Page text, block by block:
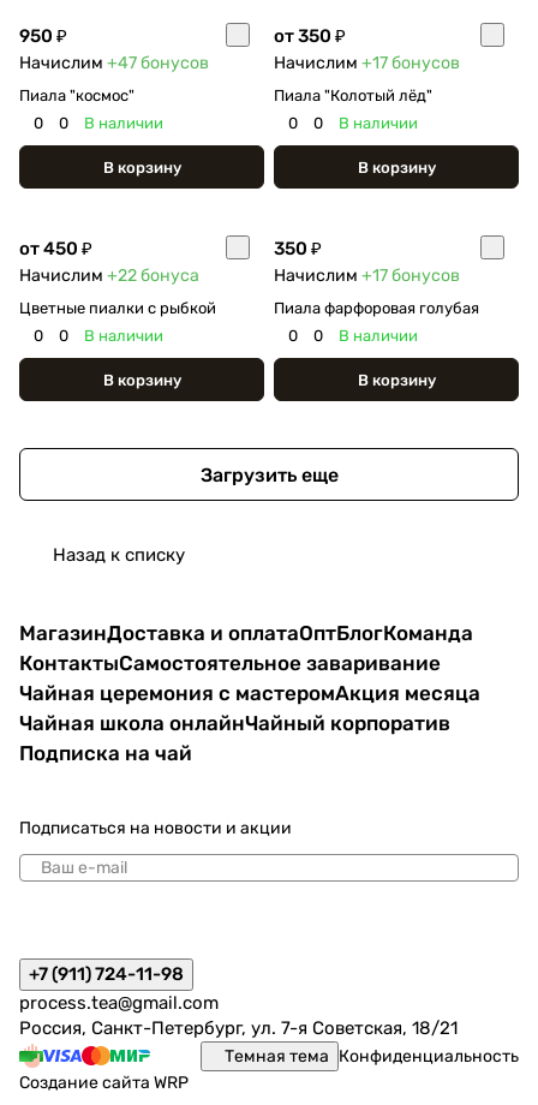
950 ₽
Начислим +47бонусов
Пиала "космос"
0
0 В наличии
В корзину
от 350 ₽
Начислим +17бонусов
Пиала "Колотый лёд"
0
0 В наличии
В корзину
от 450 ₽
Начислим +22бонуса
Цветные пиалки с рыбкой
0
0 В наличии
В корзину
350 ₽
Начислим +17бонусов
Пиала фарфоровая голубая
0
0 В наличии
В корзину
Загрузить еще
Назад к списку
МагазинДоставка и оплатаОптБлогКоманда
КонтактыСамостоятельное заваривание
Чайная церемония с мастеромАкция месяца
Чайная школа онлайнЧайный корпоратив
Подписка на чай
Подписаться на новости и акции
+7 (911) 724-11-98
process.tea@gmail.com
Россия, Санкт-Петербург, ул. 7-я Советская, 18/21
Темная тема Конфиденциальность
Создание сайта WRP